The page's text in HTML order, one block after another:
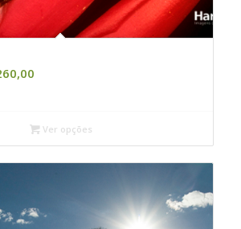
Faixa
R$40,00
através
Ver opções